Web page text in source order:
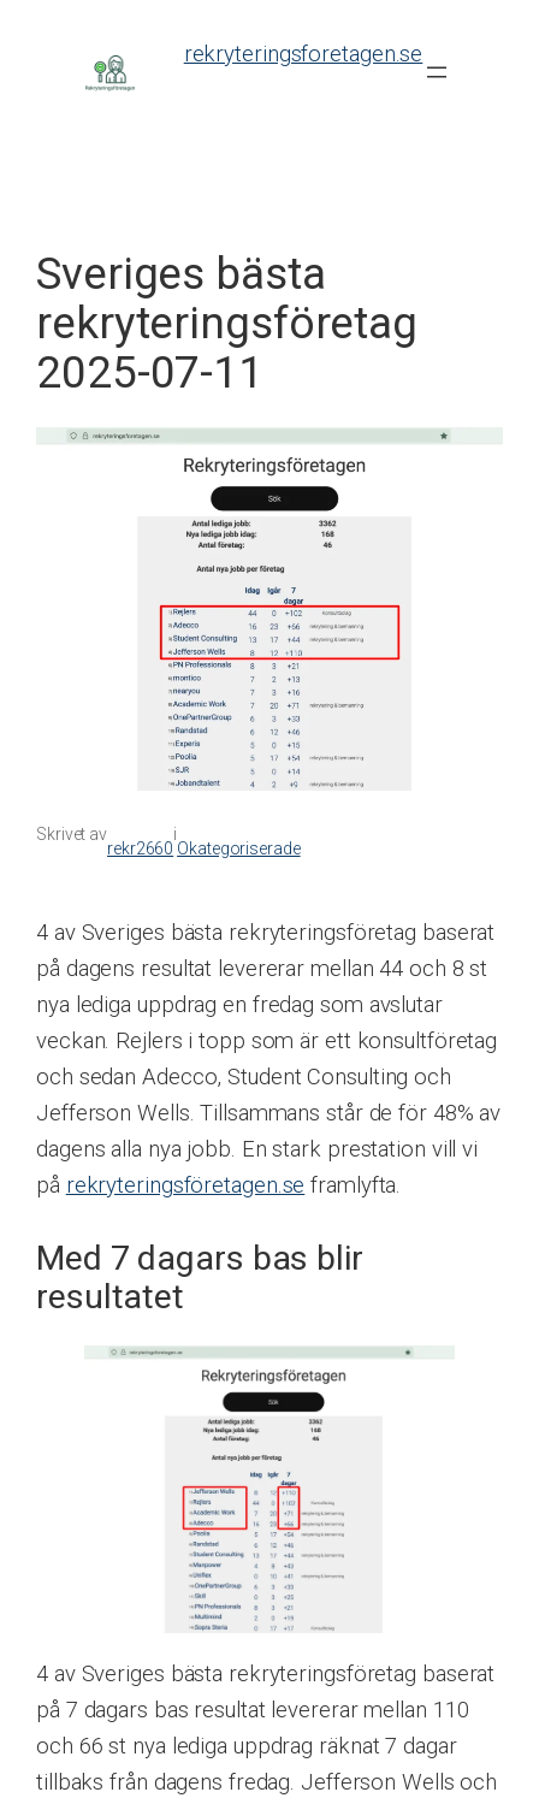
rekryteringsforetagen.se
Sveriges bästa
rekryteringsföretag
2025-07-11
Skrivet av
rekr2660
i
Okategoriserade
4 av Sveriges bästa rekryteringsföretag baserat
på dagens resultat levererar mellan 44 och 8 st
nya lediga uppdrag en fredag som avslutar
veckan. Rejlers i topp som är ett konsultföretag
och sedan Adecco, Student Consulting och
Jefferson Wells. Tillsammans står de för 48% av
dagens alla nya jobb. En stark prestation vill vi
på rekryteringsföretagen.se framlyfta.
Med 7 dagars bas blir
resultatet
4 av Sveriges bästa rekryteringsföretag baserat
på 7 dagars bas resultat levererar mellan 110
och 66 st nya lediga uppdrag räknat 7 dagar
tillbaks från dagens fredag. Jefferson Wells och